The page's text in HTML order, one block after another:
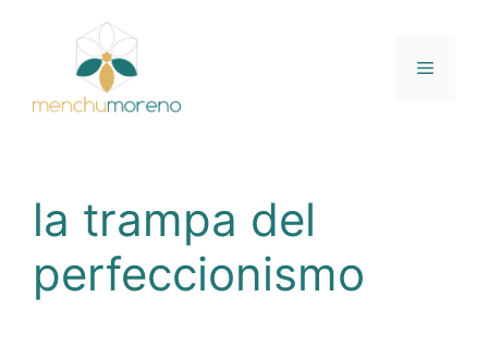
contenido
Menú
la trampa del
perfeccionismo